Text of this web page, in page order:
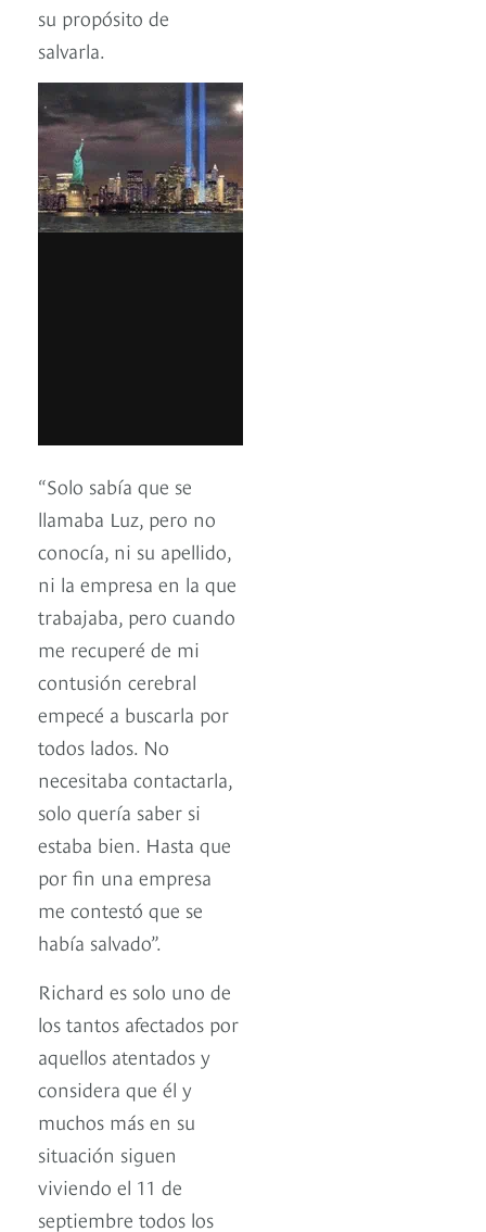
su propósito de
salvarla.
“Solo sabía que se
llamaba Luz, pero no
conocía, ni su apellido,
ni la empresa en la que
trabajaba, pero cuando
me recuperé de mi
contusión cerebral
empecé a buscarla por
todos lados. No
necesitaba contactarla,
solo quería saber si
estaba bien. Hasta que
por fin una empresa
me contestó que se
había salvado”.
Richard es solo uno de
los tantos afectados por
aquellos atentados y
considera que él y
muchos más en su
situación siguen
viviendo el 11 de
septiembre todos los